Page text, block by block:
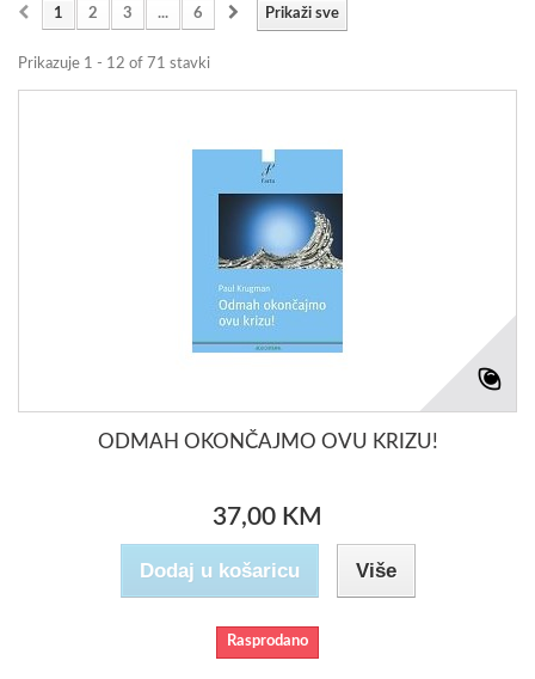
Prikaži sve
1 2 3 ... 6
Prikazuje 1 - 12 of 71 stavki
ODMAH OKONČAJMO OVU KRIZU!
37,00 KM
Dodaj u košaricu Više
Rasprodano